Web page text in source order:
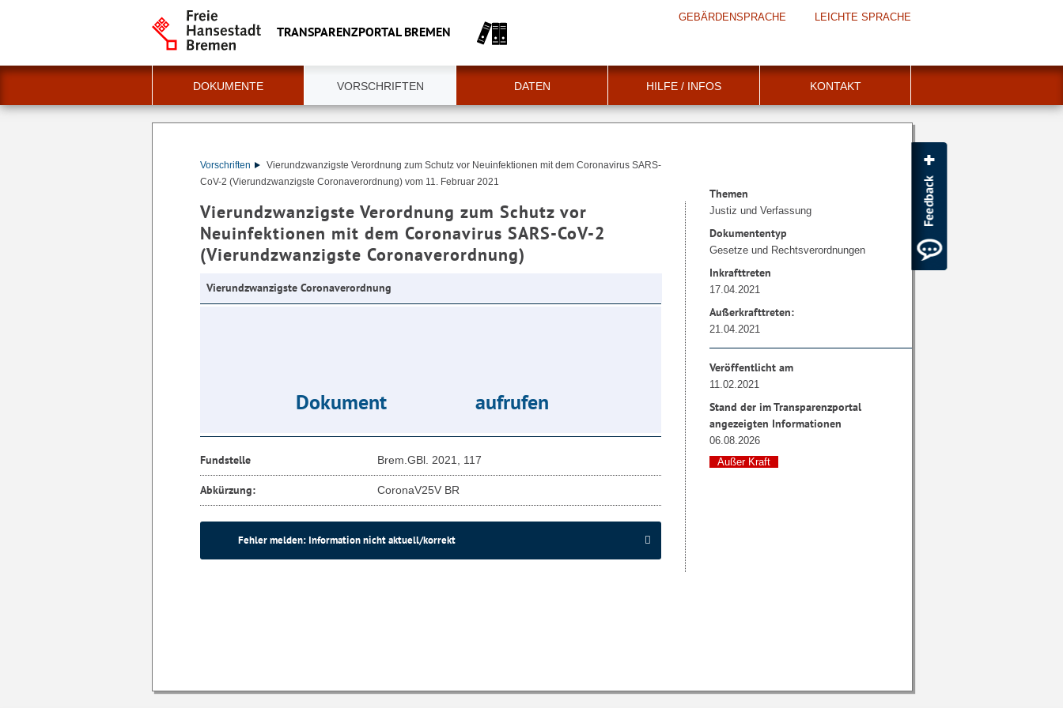
TRANSPARENZPORTAL BREMEN
GEBÄRDENSPRACHE LEICHTE SPRACHE
DOKUMENTE VORSCHRIFTEN DATEN HILFE / INFOS KONTAKT
Vorschriften
Vierundzwanzigste Verordnung zum Schutz vor Neuinfektionen mit dem Coronavirus SARS-
CoV-2 (Vierundzwanzigste Coronaverordnung) vom 11. Februar 2021
Vierundzwanzigste Verordnung zum Schutz vor
Neuinfektionen mit dem Coronavirus SARS-CoV-2
(Vierundzwanzigste Coronaverordnung)
Vierundzwanzigste Coronaverordnung
Dokument aufrufen
Fundstelle Brem.GBl. 2021, 117
Abkürzung: CoronaV25V BR
Fehler melden: Information nicht aktuell/korrekt
Themen
Justiz und Verfassung
Dokumententyp
Gesetze und Rechtsverordnungen
Inkrafttreten
17.04.2021
Außerkrafttreten:
21.04.2021
Veröffentlicht am
11.02.2021
Stand der im Transparenzportal
angezeigten Informationen
06.08.2026
Außer Kraft